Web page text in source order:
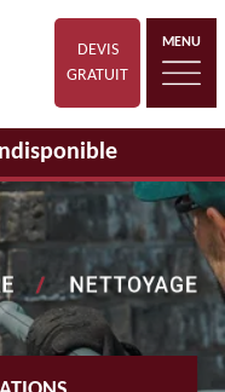
DEVIS
GRATUIT
MENU